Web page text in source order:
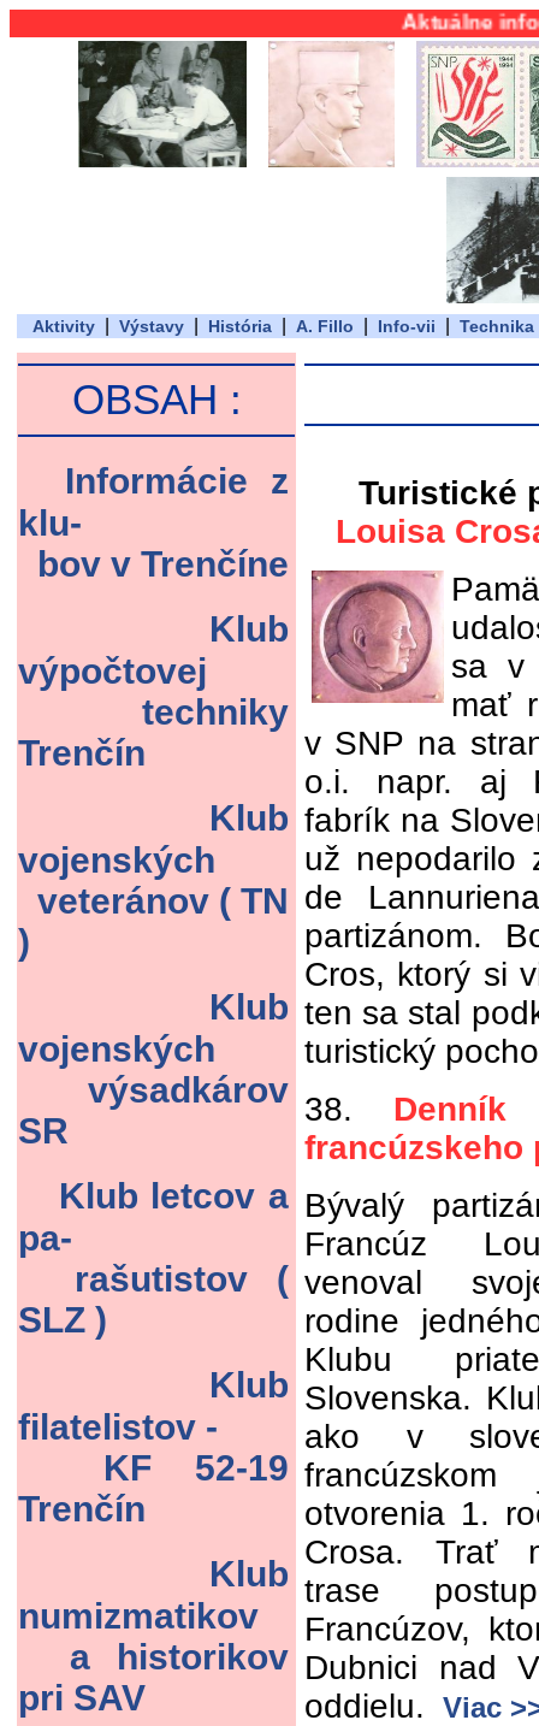
Aktuálne
Aktivity Výstavy História A. Fillo Info-vii Technika
OBSAH :
Informácie z
klu-
bov v Trenčíne
Klub
výpočtovej
techniky
Trenčín
Klub
vojenských
veteránov ( TN
)
Klub
vojenských
výsadkárov
SR
Klub letcov a
pa-
rašutistov (
SLZ )
Klub
filatelistov -
KF 52-19
Trenčín
Klub
numizmatikov
a historikov
pri SAV
Turistické
Louisa
sa v
mať
v SNP na
o.i. napr. aj
fabrík na
už nepodarilo
de
partizánom.
Cros, ktorý si
ten sa stal
turistický
38.
francúzskeho
Bývalý
Francúz
venoval
rodine
Klubu
Slovenska.
ako v
otvorenia 1.
Crosa. Trať
trase
Francúzov,
Dubnici nad
oddielu.
Viac